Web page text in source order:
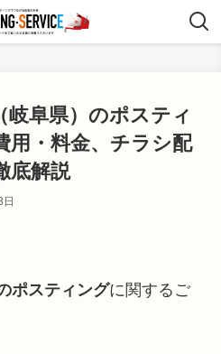
岐阜県）のポスティ
用・料金、チラシ配
底解説
ポスティングに関するご